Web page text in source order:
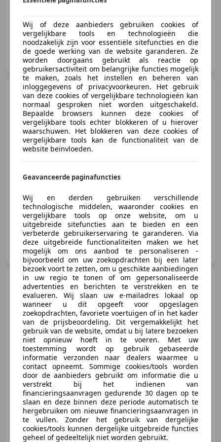
Signature Cars By Absolute Motors
Signature Cars
NL-2988 CM RIDDERKERK
Land Rover Defender
110 P300e X-Dynamic HSE
Jumpseat 6p Urban Wide Tra
€ 139.950 1
01/2025 55 km Elektro/Benzine
Signature Cars By Absolute Motors
Signature Cars
NL-2988 CM RIDDERKERK
Land Rover Defender
110 P300e HSE X-Dynamic
Jumpseat 6p Urban Wide Tra
€ 139.950 1
04/2025 280 km Elektro/Benzine
221 kW (300 PK)
Signature Cars By Absolute Motors
Signature Cars
NL-2988 CM RIDDERKERK
Wij of deze aanbieders gebruiken cookies of
vergelijkbare tools en technologieën die
noodzakelijk zijn voor essentiële sitefuncties en die
de goede werking van de website garanderen. Ze
worden doorgaans gebruikt als reactie op
gebruikersactiviteit om belangrijke functies mogelijk
te maken, zoals het instellen en beheren van
inloggegevens of privacyvoorkeuren. Het gebruik
van deze cookies of vergelijkbare technologieën kan
normaal gesproken niet worden uitgeschakeld.
Bepaalde browsers kunnen deze cookies of
vergelijkbare tools echter blokkeren of u hierover
waarschuwen. Het blokkeren van deze cookies of
vergelijkbare tools kan de functionaliteit van de
website beïnvloeden.
Geavanceerde paginafuncties
Wij en derden gebruiken verschillende
technologische middelen, waaronder cookies en
vergelijkbare tools op onze website, om u
uitgebreide sitefuncties aan te bieden en een
verbeterde gebruikerservaring te garanderen. Via
deze uitgebreide functionaliteiten maken we het
mogelijk om ons aanbod te personaliseren -
bijvoorbeeld om uw zoekopdrachten bij een later
bezoek voort te zetten, om u geschikte aanbiedingen
in uw regio te tonen of om gepersonaliseerde
advertenties en berichten te verstrekken en te
evalueren. Wij slaan uw e-mailadres lokaal op
wanneer u dit opgeeft voor opgeslagen
zoekopdrachten, favoriete voertuigen of in het kader
van de prijsbeoordeling. Dit vergemakkelijkt het
gebruik van de website, omdat u bij latere bezoeken
niet opnieuw hoeft in te voeren. Met uw
toestemming wordt op gebruik gebaseerde
informatie verzonden naar dealers waarmee u
contact opneemt. Sommige cookies/tools worden
door de aanbieders gebruikt om informatie die u
verstrekt bij het indienen van
financieringsaanvragen gedurende 30 dagen op te
slaan en deze binnen deze periode automatisch te
hergebruiken om nieuwe financieringsaanvragen in
te vullen. Zonder het gebruik van dergelijke
cookies/tools kunnen dergelijke uitgebreide functies
geheel of gedeeltelijk niet worden gebruikt.